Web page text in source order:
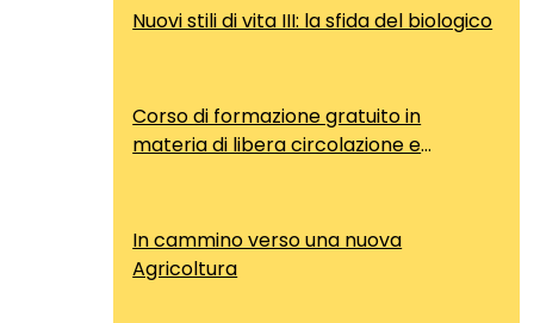
Nuovi stili di vita III: la sfida del biologico
Corso di formazione gratuito in
materia di libera circolazione e
In cammino verso una nuova
Agricoltura